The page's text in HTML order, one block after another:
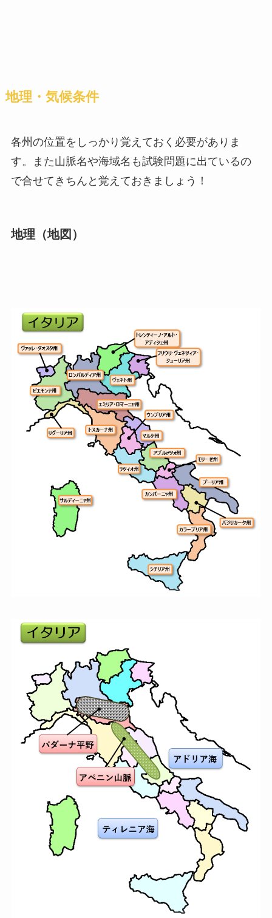
地理・気候条件
各州の位置をしっかり覚えておく必要がありま
す。また山脈名や海域名も試験問題に出ているの
で合せてきちんと覚えておきましょう！
地理（地図）